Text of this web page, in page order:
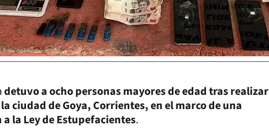
detuvo a ocho personas mayores de edad tras realizar
ciudad de Goya, Corrientes, en el marco de una
la Ley de Estupefacientes.